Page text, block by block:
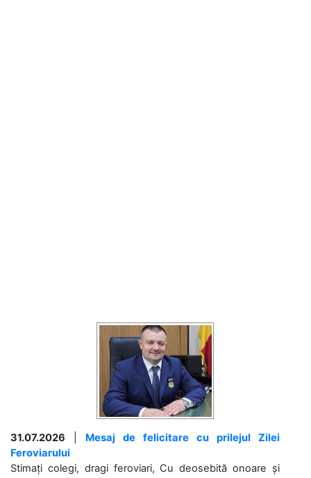
31.07.2026
Mesaj de felicitare cu prilejul Zilei
Feroviarului
Stimați colegi, dragi feroviari, Cu deosebită onoare și